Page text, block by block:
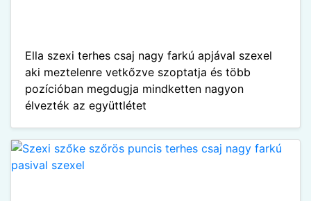
Ella szexi terhes csaj nagy farkú apjával szexel
aki meztelenre vetkőzve szoptatja és több
pozícióban megdugja mindketten nagyon
élvezték az együttlétet